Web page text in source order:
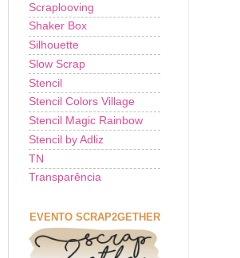
Scraplooving
Shaker Box
Silhouette
Slow Scrap
Stencil
Stencil Colors Village
Stencil Magic Rainbow
Stencil by Adliz
TN
Transparência
EVENTO SCRAP2GETHER